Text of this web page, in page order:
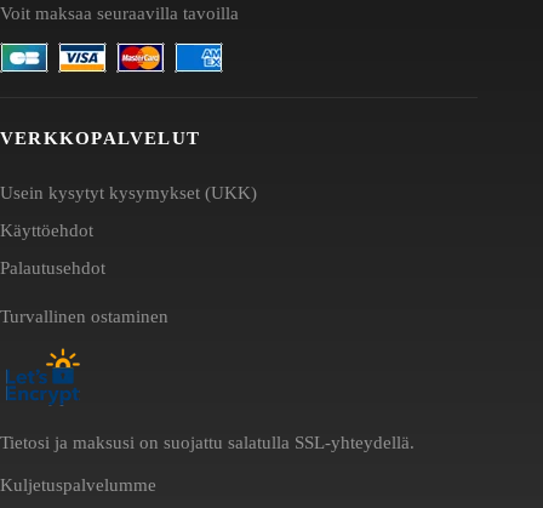
Voit maksaa seuraavilla tavoilla
VERKKOPALVELUT
Usein kysytyt kysymykset (UKK)
Käyttöehdot
Palautusehdot
Turvallinen ostaminen
Tietosi ja maksusi on suojattu salatulla SSL-yhteydellä.
Kuljetuspalvelumme